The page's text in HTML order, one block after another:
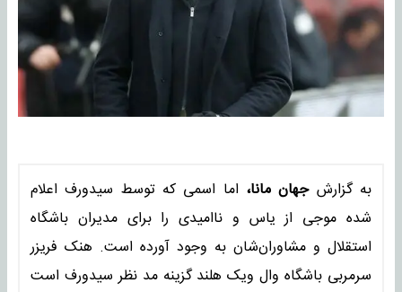
به گزارش جهان مانا، اما اسمی که توسط سیدورف اعلام
شده موجی از یاس و ناامیدی را برای مدیران باشگاه
استقلال و مشاوران‌شان به وجود آورده است. هنک فریزر
سرمربی باشگاه وال ویک هلند گزینه مد نظر سیدورف است